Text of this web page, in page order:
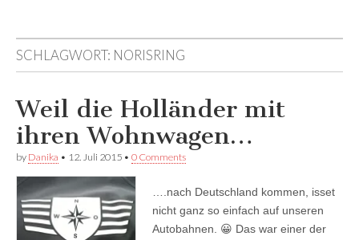
SCHLAGWORT: NORISRING
Weil die Holländer mit
ihren Wohnwagen…
by Danika • 12. Juli 2015 • 0 Comments
….nach Deutschland kommen, isset
nicht ganz so einfach auf unseren
Autobahnen. 😀 Das war einer der